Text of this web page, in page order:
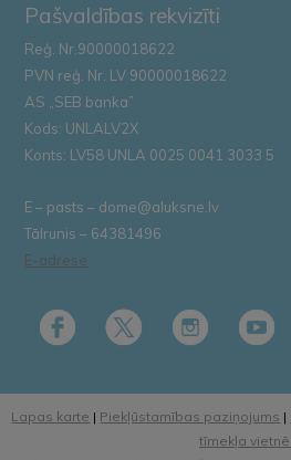
Pašvaldības rekvizīti
Reģ. Nr.90000018622
PVN reģ. Nr. LV 90000018622
AS „SEB banka”
Kods: UNLALV2X
Konts: LV58 UNLA 0025 0041 3033 5
E – pasts – dome@aluksne.lv
Tālrunis – 64381496
E-adrese
Lapas karte | Piekļūstamības paziņojums |
tīmekļa vietnē